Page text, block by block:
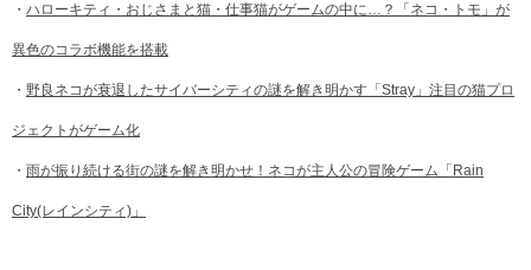
・ ハローキティ・おじさまと猫・仕事猫がゲームの中に…？「ネコ・トモ」が
異色のコラボ機能を搭載
・ 野良ネコが衰退したサイバーシティの謎を解き明かす「Stray」注目の猫プロ
ジェクトがゲーム化
・ 雨が振り続ける街の謎を解き明かせ！ネコが主人公の冒険ゲーム「Rain
City(レインシティ)」